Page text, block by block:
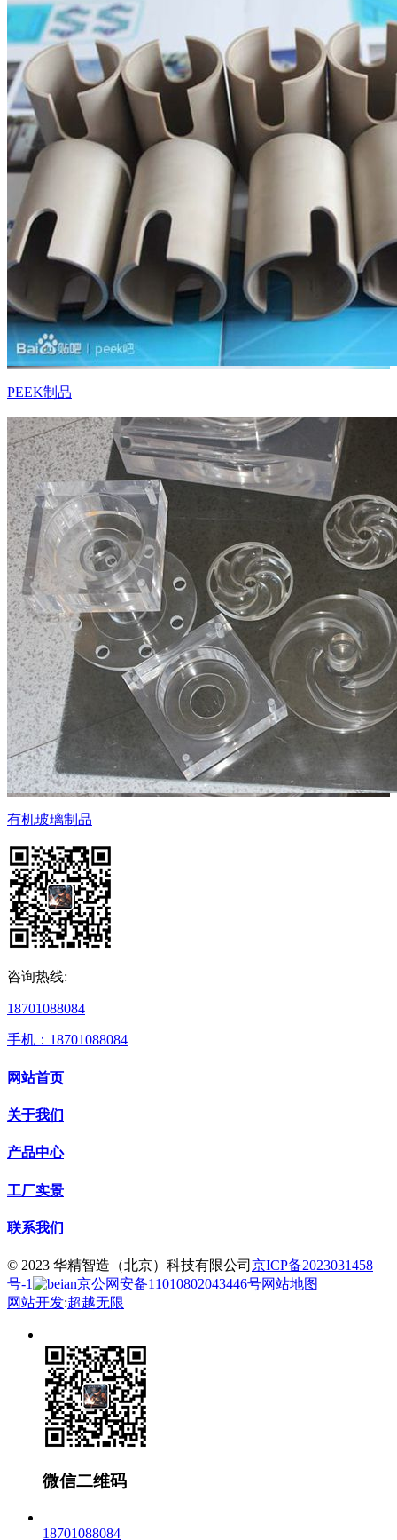
PEEK制品
有机玻璃制品
咨询热线:
18701088084
手机：18701088084
网站首页
关于我们
产品中心
工厂实景
联系我们
© 2023 华精智造（北京）科技有限公司 京ICP备2023031458
号-1
京公网安备11010802043446号网站地图
网站开发:超越无限
微信二维码
18701088084